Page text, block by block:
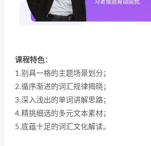
课程特色：
1.别具一格的主题场景划分；
2.循序渐进的词汇规律揭晓；
3.深入浅出的单词讲解思路；
4.精挑细选的多元文本素材；
5.底蕴十足的词汇文化解读。